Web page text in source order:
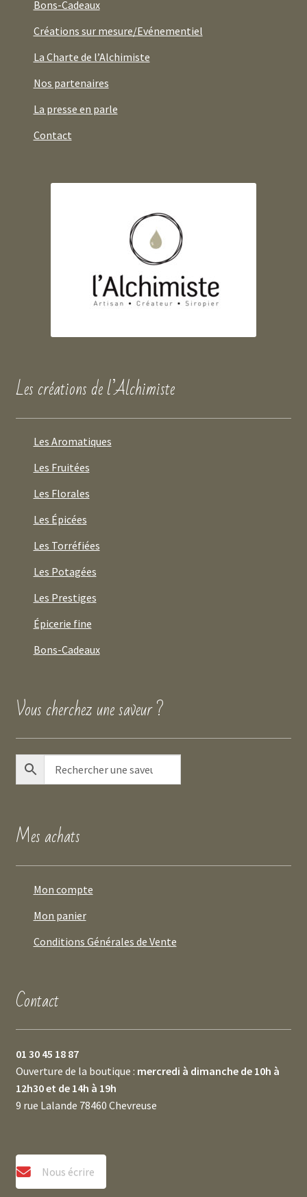
Bons-Cadeaux
Créations sur mesure/Evénementiel
La Charte de l’Alchimiste
Nos partenaires
La presse en parle
Contact
Les créations de l’Alchimiste
Les Aromatiques
Les Fruitées
Les Florales
Les Épicées
Les Torréfiées
Les Potagées
Les Prestiges
Épicerie fine
Bons-Cadeaux
Vous cherchez une saveur ?
Mes achats
Mon compte
Mon panier
Conditions Générales de Vente
Contact
01 30 45 18 87
Ouverture de la boutique : mercredi à dimanche de 10h à
12h30 et de 14h à 19h
9 rue Lalande 78460 Chevreuse
Nous écrire